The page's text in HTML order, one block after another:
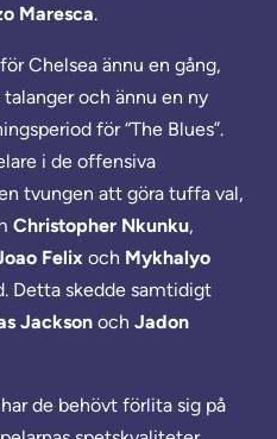
Maresca.
Chelsea ännu en gång,
och ännu en ny
för “The Blues”.
i de offensiva
tvungen att göra tuffa val,
Christopher Nkunku,
Felix och Mykhalyo
Detta skedde samtidigt
Jackson och Jadon
de behövt förlita sig på